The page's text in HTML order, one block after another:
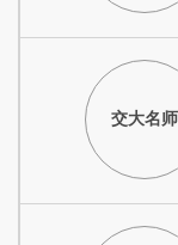
交大名师